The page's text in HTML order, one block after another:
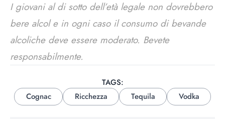
I giovani al di sotto dell’età legale non dovrebbero
bere alcol e in ogni caso il consumo di bevande
alcoliche deve essere moderato. Bevete
responsabilmente.
TAGS:
Cognac
Ricchezza Tequila Vodka